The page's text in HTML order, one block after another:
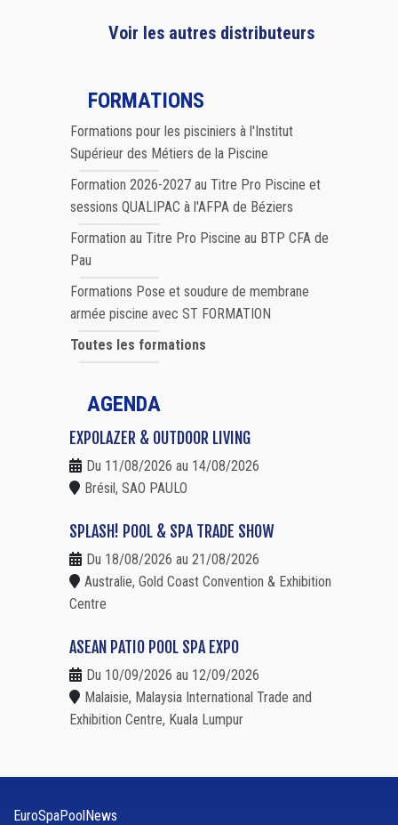
Voir les autres distributeurs
FORMATIONS
Formations pour les pisciniers à l'Institut
Supérieur des Métiers de la Piscine
Formation 2026-2027 au Titre Pro Piscine et
sessions QUALIPAC à l'AFPA de Béziers
Formation au Titre Pro Piscine au BTP CFA de
Pau
Formations Pose et soudure de membrane
armée piscine avec ST FORMATION
Toutes les formations
AGENDA
EXPOLAZER & OUTDOOR LIVING
Du 11/08/2026 au 14/08/2026
Brésil, SAO PAULO
SPLASH! POOL & SPA TRADE SHOW
Du 18/08/2026 au 21/08/2026
Australie, Gold Coast Convention & Exhibition
Centre
ASEAN PATIO POOL SPA EXPO
Du 10/09/2026 au 12/09/2026
Malaisie, Malaysia International Trade and
Exhibition Centre, Kuala Lumpur
EuroSpaPoolNews